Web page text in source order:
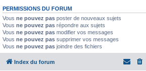
PERMISSIONS DU FORUM
Vous ne pouvez pas poster de nouveaux sujets
Vous ne pouvez pas répondre aux sujets
Vous ne pouvez pas modifier vos messages
Vous ne pouvez pas supprimer vos messages
Vous ne pouvez pas joindre des fichiers
Index du forum